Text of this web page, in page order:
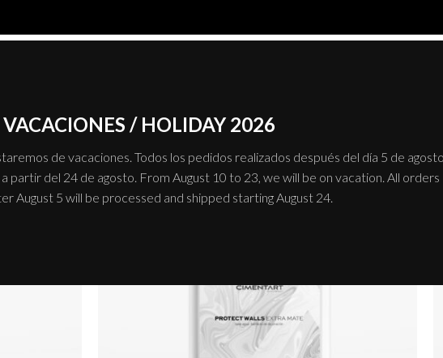
VACACIONES / HOLIDAY 2026
de vacaciones. Todos los pedidos realizados después del día 5 de agosto
partir del 24 de agosto. From August 10 to 23, we will be on vacation. All orders
August 5 will be processed and shipped starting August 24.